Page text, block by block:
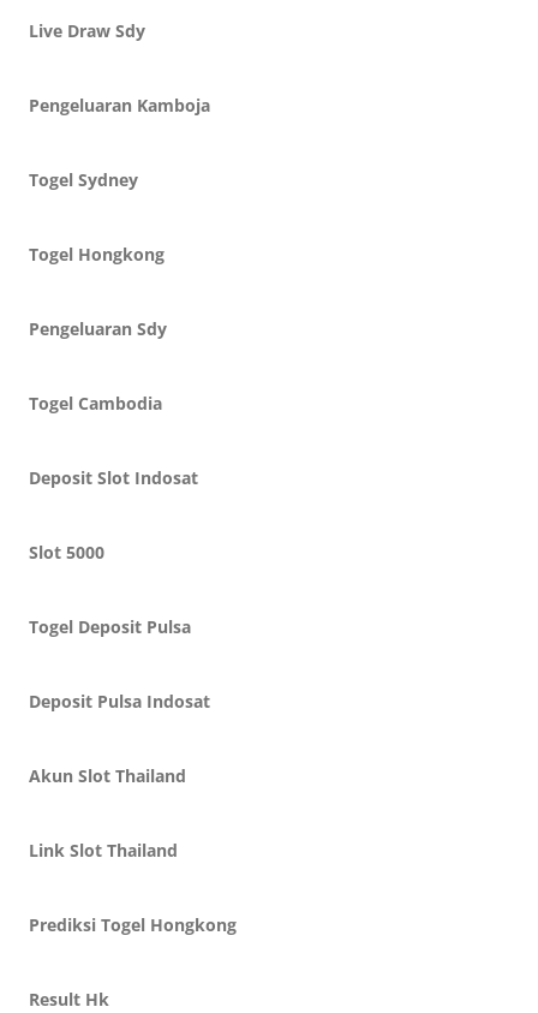
Live Draw Sdy
Pengeluaran Kamboja
Togel Sydney
Togel Hongkong
Pengeluaran Sdy
Togel Cambodia
Deposit Slot Indosat
Slot 5000
Togel Deposit Pulsa
Deposit Pulsa Indosat
Akun Slot Thailand
Link Slot Thailand
Prediksi Togel Hongkong
Result Hk